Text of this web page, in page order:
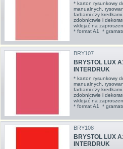
* karton rysunkowy
manualnych,
farbami czy
zdobnictwie i
wklejać na
* format A1 *
BRY107
BRYSTOL LUX
INTERDRUK
* karton rysunkowy
manualnych,
farbami czy
zdobnictwie i
wklejać na
* format A1 *
BRY108
BRYSTOL LUX
INTERDRUK